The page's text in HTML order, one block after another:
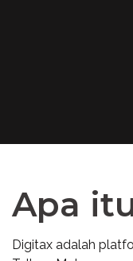
Apa
Digitax adalah